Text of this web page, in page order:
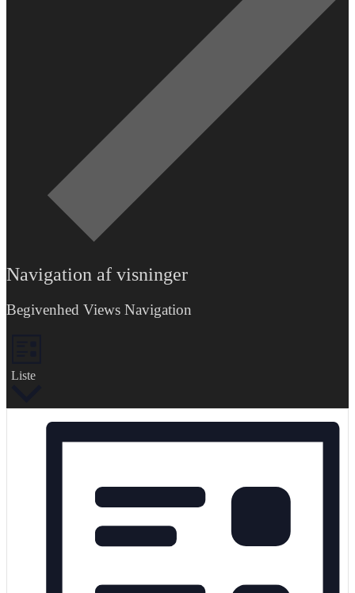
Navigation af visninger
Begivenhed Views Navigation
Liste